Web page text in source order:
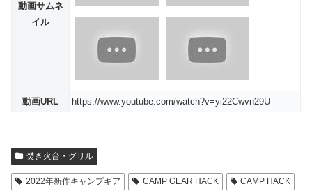
動画サムネ
イル
動画URL https://www.youtube.com/watch?v=yi22Cwvn29U
焚き火台・グリル
2022年新作キャンプギア CAMP GEAR HACK
CAMP HACK